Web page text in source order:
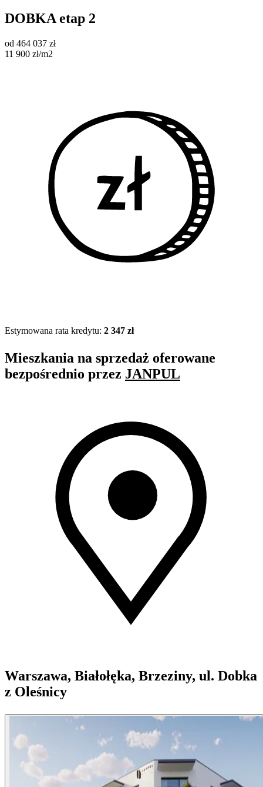
DOBKA etap 2
od 464 037 zł
11 900 zł/m2
Estymowana rata kredytu: 2 347 zł
Mieszkania na sprzedaż oferowane
bezpośrednio przez JANPUL
Warszawa, Białołęka, Brzeziny, ul. Dobka
z Oleśnicy